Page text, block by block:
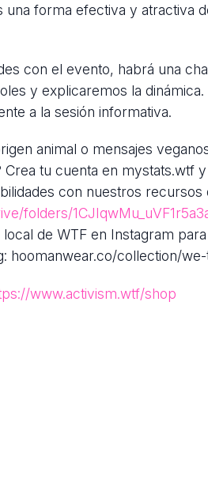
una forma efectiva y atractiva
con el evento, habrá una
y explicaremos la
a la sesión informativa.
animal o mensajes
tu cuenta en mystats.wtf
con nuestros
folders/
de WTF en Instagram
hoomanwear.co/collection/
www.activism.wtf/shop